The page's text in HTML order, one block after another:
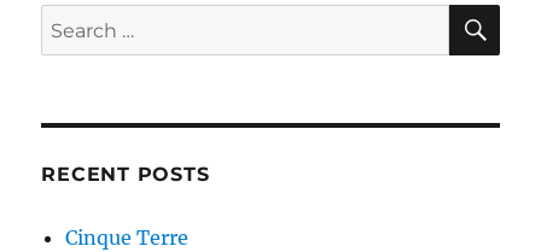
Search
for:
RECENT POSTS
Cinque Terre